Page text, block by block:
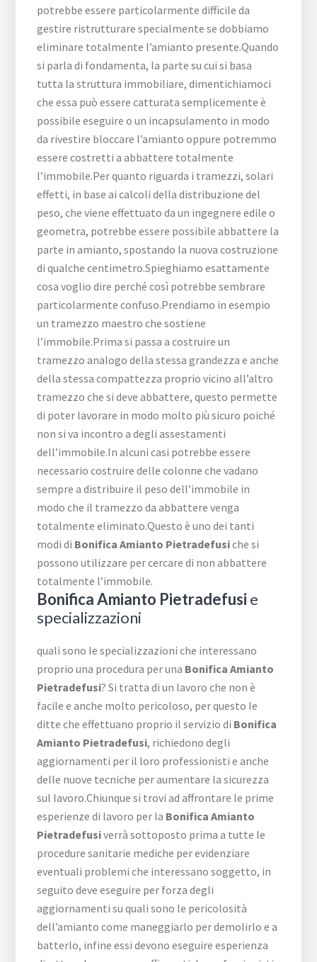
potrebbe essere particolarmente difficile da
gestire ristrutturare specialmente se dobbiamo
eliminare totalmente l’amianto presente.Quando
si parla di fondamenta, la parte su cui si basa
tutta la struttura immobiliare, dimentichiamoci
che essa può essere catturata semplicemente è
possibile eseguire o un incapsulamento in modo
da rivestire bloccare l’amianto oppure potremmo
essere costretti a abbattere totalmente
l’immobile.Per quanto riguarda i tramezzi, solari
effetti, in base ai calcoli della distribuzione del
peso, che viene effettuato da un ingegnere edile o
geometra, potrebbe essere possibile abbattere la
parte in amianto, spostando la nuova costruzione
di qualche centimetro.Spieghiamo esattamente
cosa voglio dire perché così potrebbe sembrare
particolarmente confuso.Prendiamo in esempio
un tramezzo maestro che sostiene
l’immobile.Prima si passa a costruire un
tramezzo analogo della stessa grandezza e anche
della stessa compattezza proprio vicino all’altro
tramezzo che si deve abbattere, questo permette
di poter lavorare in modo molto più sicuro poiché
non si va incontro a degli assestamenti
dell’immobile.In alcuni casi potrebbe essere
necessario costruire delle colonne che vadano
sempre a distribuire il peso dell’immobile in
modo che il tramezzo da abbattere venga
totalmente eliminato.Questo è uno dei tanti
modi di Bonifica Amianto Pietradefusiche si
possono utilizzare per cercare di non abbattere
totalmente l’immobile.
Bonifica Amianto Pietradefusi e
specializzazioni
quali sono le specializzazioni che interessano
proprio una procedura per una Bonifica Amianto
Pietradefusi? Si tratta di un lavoro che non è
facile e anche molto pericoloso, per questo le
ditte che effettuano proprio il servizio di Bonifica
Amianto Pietradefusi, richiedono degli
aggiornamenti per il loro professionisti e anche
delle nuove tecniche per aumentare la sicurezza
sul lavoro.Chiunque si trovi ad affrontare le prime
esperienze di lavoro per la Bonifica Amianto
Pietradefusiverrà sottoposto prima a tutte le
procedure sanitarie mediche per evidenziare
eventuali problemi che interessano soggetto, in
seguito deve eseguire per forza degli
aggiornamenti su quali sono le pericolosità
dell’amianto come maneggiarlo per demolirlo e a
batterlo, infine essi devono eseguire esperienza